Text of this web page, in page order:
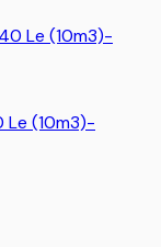
Le (10m3)-